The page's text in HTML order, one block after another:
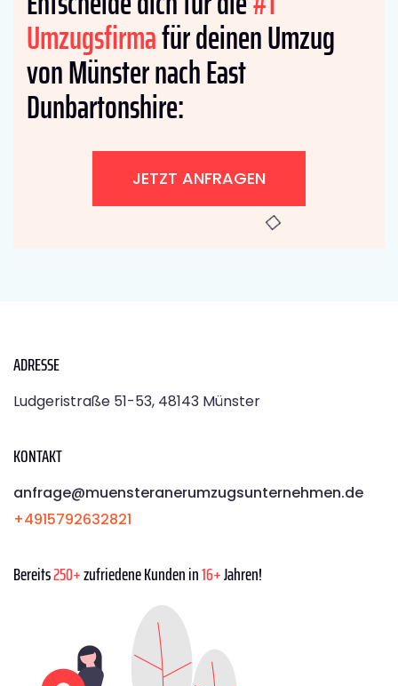
Umzugsfirmafür deinen Umzug
von Münster nach East
Dunbartonshire:
JETZT ANFRAGEN
ADRESSE
Ludgeristraße 51-53, 48143 Münster
KONTAKT
anfrage@muensteranerumzugsunternehmen.de
+4915792632821
Bereits250+zufriedene Kunden in16+Jahren!